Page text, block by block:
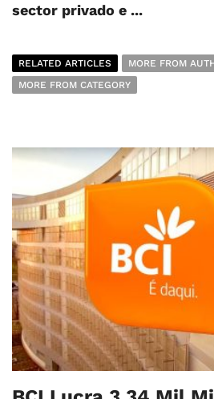
sector privado e ...
RELATED ARTICLES
MORE FROM
MORE FROM CATEGORY